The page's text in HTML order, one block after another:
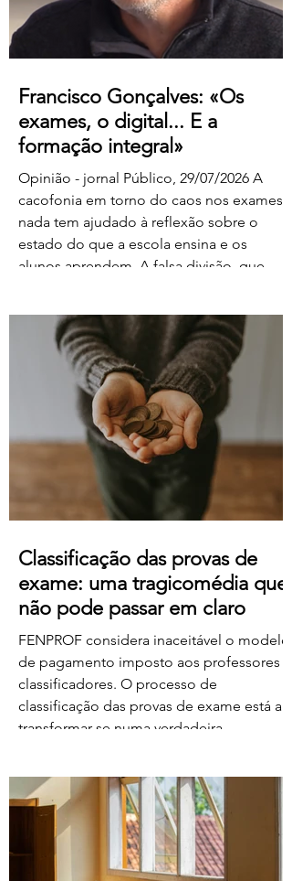
de professores
Francisco Gonçalves: «Os
exames, o digital... E a
formação integral»
Opinião - jornal Público, 29/07/2026 A
cacofonia em torno do caos nos exames
nada tem ajudado à reflexão sobre o
estado do que a escola ensina e os
alunos aprendem. A falsa divisão, que
e os da ignorância, os do rigor e os do
facilitismo, os da inovação e os
empedernidos – é mais um agente de
confusão. O olhar da FENPROF para este
processo parte, como não podia deixar
de ser, das violações dos
Classificação das provas de
exame: uma tragicomédia que
não pode passar em claro
FENPROF considera inaceitável o modelo
de pagamento imposto aos professores
classificadores. O processo de
classificação das provas de exame está a
transformar-se numa verdadeira
desorganização que marcaram este
processo, o Governo e o Ministério da
Educação, Ciência e Inovação parecem
querer acrescentar uma nova dimensão